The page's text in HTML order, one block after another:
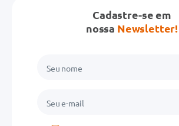
Cadastre-se em
nossa Newsletter!